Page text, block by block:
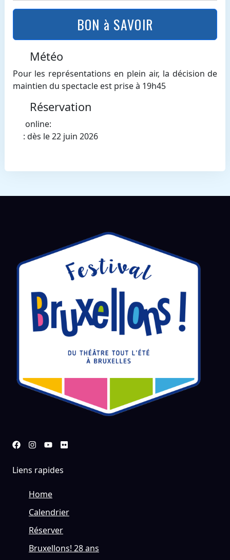
BON à SAVOIR
Météo
Pour les représentations en plein air, la décision de
maintien du spectacle est prise à 19h45
Réservation
online:
: dès le 22 juin 2026
Liens rapides
Home
Calendrier
Réserver
Bruxellons! 28 ans